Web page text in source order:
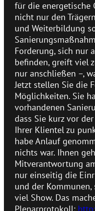
für die energetische
nicht nur den
und Weiterbildung
Forderung, sich nur
befinden, greift viel
nur anschließen –,
Jetzt stellen Sie die
Möglichkeiten. Sie
vorhandenen
dass Sie kurz vor
Ihrer Klientel zu
habe Anlauf
nichts war. Ihnen
Mitverantwortung
nur einseitig die
und der
viel Show. Das